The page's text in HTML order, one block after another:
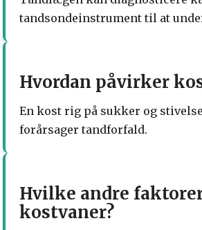
tandsondeinstrument til at
Hvordan påvirker
En kost rig på sukker og
forårsager tandforfald.
Hvilke andre
kostvaner?